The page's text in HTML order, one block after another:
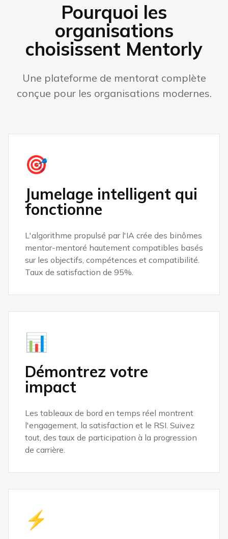
Pourquoi les
organisations
choisissent Mentorly
Une plateforme de mentorat complète
conçue pour les organisations modernes.
🎯
Jumelage intelligent qui
fonctionne
L'algorithme propulsé par l'IA crée des binômes
mentor-mentoré hautement compatibles basés
sur les objectifs, compétences et compatibilité.
Taux de satisfaction de 95%.
📊
Démontrez votre
impact
Les tableaux de bord en temps réel montrent
l'engagement, la satisfaction et le RSI. Suivez
tout, des taux de participation à la progression
de carrière.
⚡